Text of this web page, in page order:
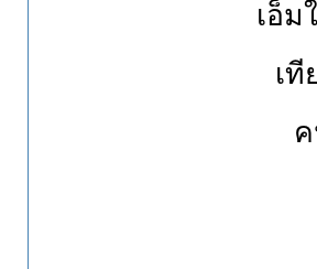
เอ็ม
เ